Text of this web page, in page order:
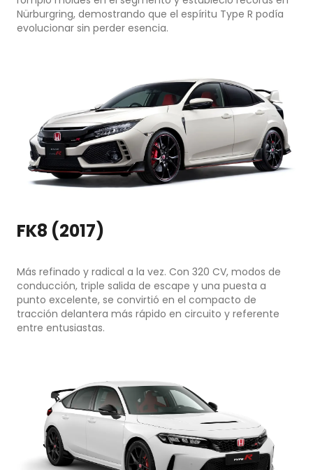
Nürburgring, demostrando que el espíritu Type R podía
evolucionar sin perder esencia.
FK8 (2017)
Más refinado y radical a la vez. Con 320 CV, modos de
conducción, triple salida de escape y una puesta a
punto excelente, se convirtió en el compacto de
tracción delantera más rápido en circuito y referente
entre entusiastas.